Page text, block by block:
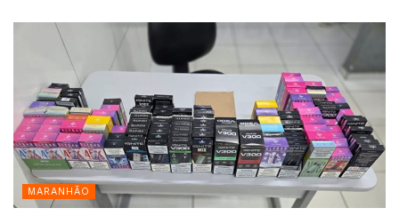
MARANHÃO